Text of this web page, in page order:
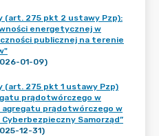
(art. 275 pkt 2 ustawy Pzp):
energetycznej w
publicznej na terenie
01-09)
(art. 275 pkt 1 ustawy Pzp)
prądotwórczego w
agregatu prądotwórczego w
Samorząd”
12-31)